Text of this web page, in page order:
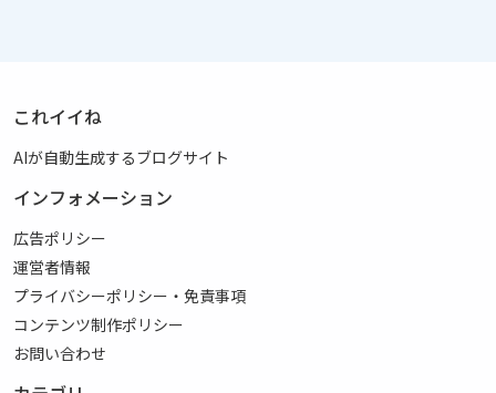
これイイね
AIが自動生成するブログサイト
インフォメーション
広告ポリシー
運営者情報
プライバシーポリシー・免責事項
コンテンツ制作ポリシー
お問い合わせ